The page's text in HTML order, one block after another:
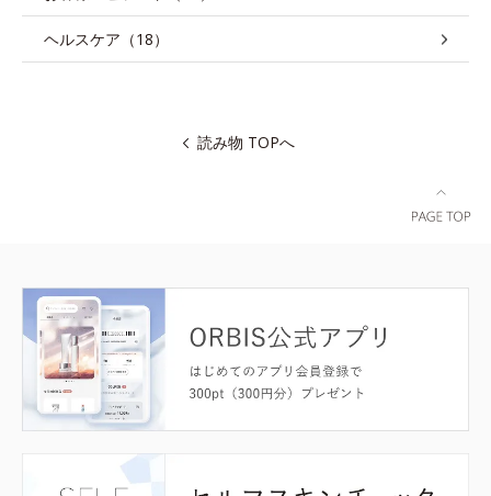
ヘルスケア（18）
読み物 TOPへ